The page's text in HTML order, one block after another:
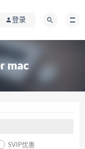
登录
mac
SVIP优惠